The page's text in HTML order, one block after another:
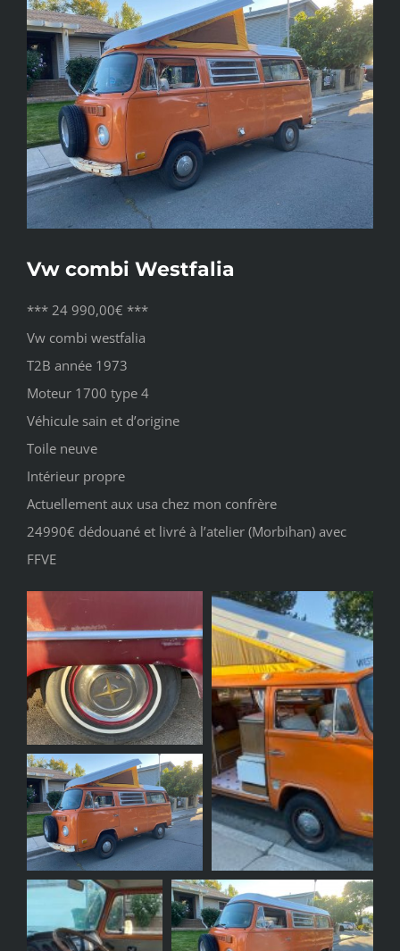
l'image
agrandie
Vw combi Westfalia
*** 24 990,00€ ***
Vw combi westfalia
T2B année 1973
Moteur 1700 type 4
Véhicule sain et d’origine
Toile neuve
Intérieur propre
Actuellement aux usa chez mon confrère
24990€ dédouané et livré à l’atelier (Morbihan) avec
FFVE